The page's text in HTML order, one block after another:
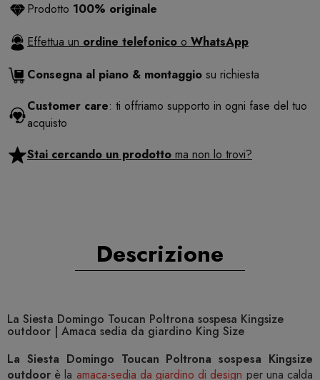
Prodotto 100% originale
Effettua un ordine telefonico o WhatsApp
Consegna al piano & montaggio su richiesta
Customer care: ti offriamo supporto in ogni fase del tuo
acquisto
Stai cercando un prodotto ma non lo trovi?
Descrizione
La Siesta Domingo Toucan Poltrona sospesa Kingsize
outdoor | Amaca sedia da giardino King Size
La Siesta Domingo Toucan Poltrona sospesa Kingsize
outdoor è la amaca-sedia da giardino di design per una calda